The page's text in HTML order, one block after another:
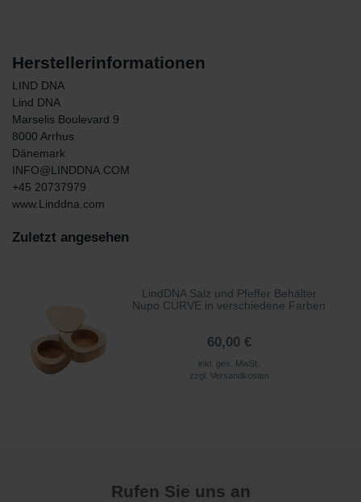
Herstellerinformationen
LIND DNA
Lind DNA
Marselis Boulevard 9
8000 Arrhus
Dänemark
INFO@LINDDNA.COM
+45 20737979
www.Linddna.com
Zuletzt angesehen
LindDNA Salz und Pfeffer Behälter
Nupo CURVE in verschiedene Farben
60,00 €
inkl. ges. MwSt.
zzgl. Versandkosten
Rufen Sie uns an